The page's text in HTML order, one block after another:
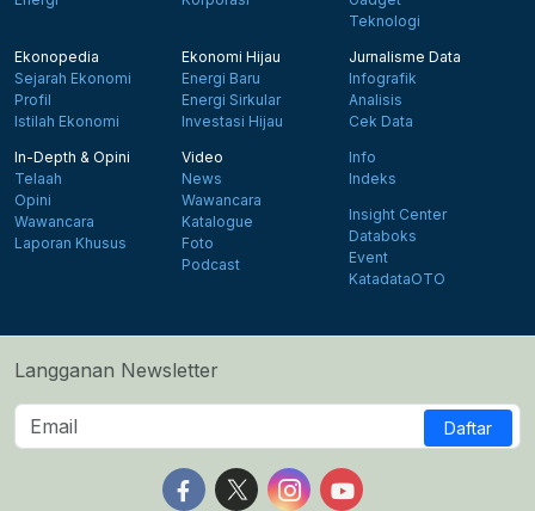
Teknologi
Ekonopedia
Sejarah Ekonomi
Profil
Istilah Ekonomi
Ekonomi Hijau
Energi Baru
Energi Sirkular
Investasi Hijau
Jurnalisme Data
Infografik
Analisis
Cek Data
In-Depth & Opini
Telaah
Opini
Wawancara
Laporan Khusus
Video
News
Wawancara
Katalogue
Foto
Podcast
Info
Indeks
Insight Center
Databoks
Event
KatadataOTO
Langganan Newsletter
Daftar
Follow us on Facebook
Follow us on X
Follow us on Instagram
Follow us on